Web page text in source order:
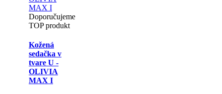
poťahu:
pravá koža
Cena 297.00
€s DPH